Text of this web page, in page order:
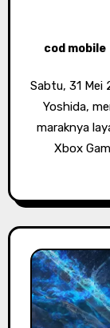
cod mobile
Sabtu, 31 Mei 2025 — Mantan bos PlayStation, Shuhei
Yoshida,
maraknya
Xbox